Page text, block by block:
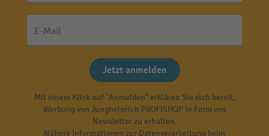
E-Mail
Jetzt anmelden
Mit einem Klick auf "Anmelden" erklären Sie sich bereit,
Werbung von Jungheinrich PROFISHOP in Form von
Newsletter zu erhalten.
Nähere Informationen zur Datenverarbeitung beim